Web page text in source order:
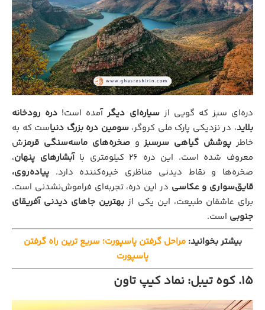
دره‌ای سبز که گویی ازسیاره‌ای دیگرآمده است! دره رودخانه
بلاید، در نزدیکی پارک ملی کروگر،سومین دره بزرگ دنیاست که به
خاطر پوشش گیاهی سرسبزوصخره‌های ماسه‌سنگی قرمزش
معروف شده است. این دره ۲۶ کیلومتری با
آبشارهای پنهان،
صخره‌ها و نقاط دیدنی مناظری خیره‌کننده دارد. پیاده‌روی،
قایق‌سواری و عکاسی در این دره، تجربه‌ای فراموش‌نشدنی است.
برای عاشقان طبیعت، این یکی از بهترین جاهای دیدنی آفریقای
جنوبی است.
بیشتر بخوانید:مراحل گرفتن پاسپورت؛ سریع ترین راه گرفتن
پاسپورت
۱۵. کوه تیبل: نماد کیپ تاون